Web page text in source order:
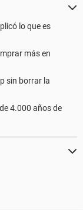
lo que es
más en
sin borrar la
4.000 años de